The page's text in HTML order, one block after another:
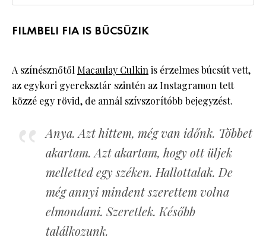
FILMBELI FIA IS BÚCSÚZIK
A színésznőtől Macaulay Culkinis érzelmes búcsút vett,
az egykori gyereksztár szintén az Instagramon tett
közzé egy rövid, de annál szívszorítóbb bejegyzést.
Anya. Azt hittem, még van időnk. Többet
akartam. Azt akartam, hogy ott üljek
melletted egy széken. Hallottalak. De
még annyi mindent szerettem volna
elmondani. Szeretlek. Később
találkozunk.